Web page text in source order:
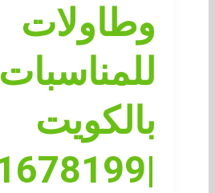
وطاولات
للمناسبات
بالكويت